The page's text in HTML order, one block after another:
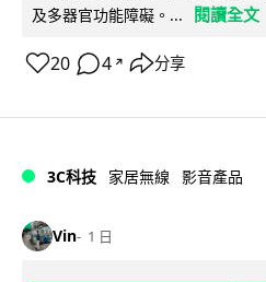
及多器官功能障礙。...
閱讀全文
20 4 ↗ 分享
3C科技 家居無線 影音產品
Vin 1 日